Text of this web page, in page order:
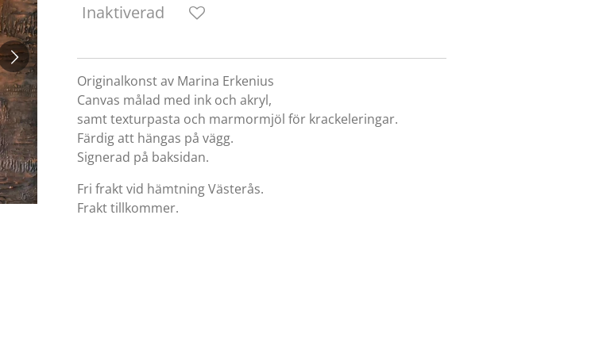
Inaktiverad
Originalkonst av Marina Erkenius
Canvas målad med ink och akryl,
samt texturpasta och marmormjöl för krackeleringar.
Färdig att hängas på vägg.
Signerad på baksidan.
Fri frakt vid hämtning Västerås.
Frakt tillkommer.